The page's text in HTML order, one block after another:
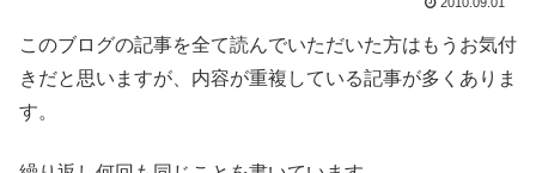
このブログの記事を全て読んでいただいた方はもうお気付
きだと思いますが、内容が重複している記事が多くありま
す。